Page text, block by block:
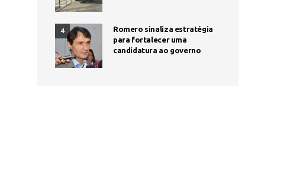
4
Romero sinaliza estratégia
para fortalecer uma
candidatura ao governo